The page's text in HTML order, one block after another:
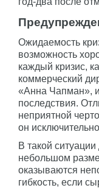
Ожидаемость
возможность
каждый кризис,
коммерческий
«Анна Чапман»,
последствия.
неприятной
он
В такой
небольшом
оказываются
гибкость, если